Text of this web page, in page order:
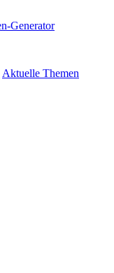
Aktuelle Themen